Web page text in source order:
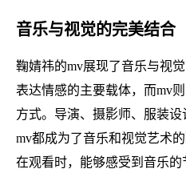
音乐与视觉的完美结合
鞠婧祎的mv展现了音乐与视
表达情感的主要载体，而mv
方式。导演、摄影师、服装
mv都成为了音乐和视觉艺术
在观看时，能够感受到音乐